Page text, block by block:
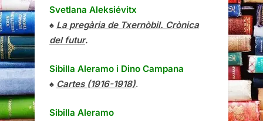
Svetlana Aleksiévitx
♠ La pregària de Txernòbil. Crònica
del futur.
Sibilla Aleramo i Dino Campana
♠ Cartes (1916-1918).
Sibilla Aleramo